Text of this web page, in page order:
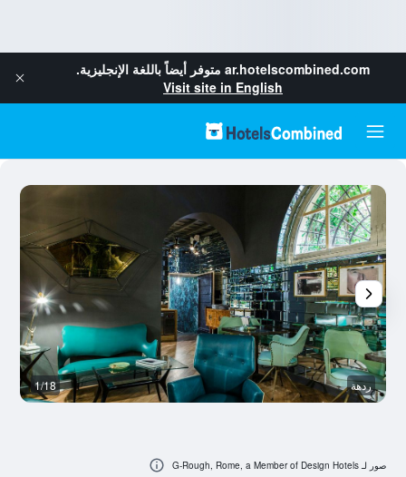
ar.hotelscombined.com متوفر أيضاً باللغة الإنجليزية.
Visit site in English
ردهة 1/18
صور لـ G-Rough, Rome, a Member of Design Hotels